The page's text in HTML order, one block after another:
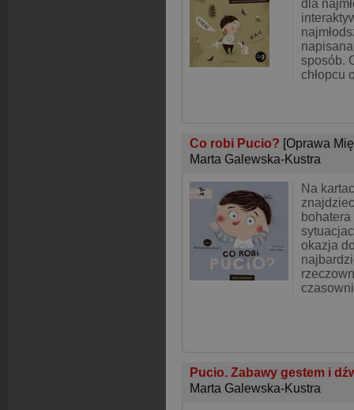
dla
sposób.
chłopcu
Co robi Pucio? [Oprawa
Marta Galewska-Kustra
Na
okazja
Pucio. Zabawy gestem i
Marta Galewska-Kustra